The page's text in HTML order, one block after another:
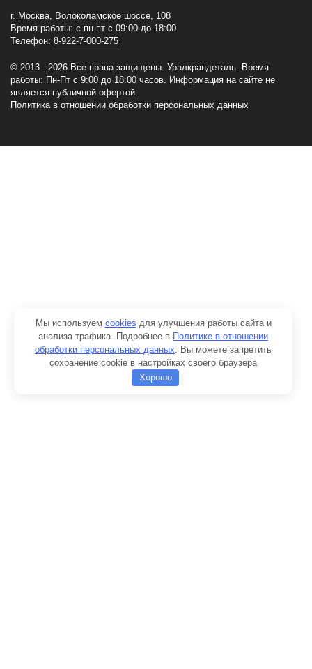
г. Москва, Волоколамское шоссе, 108
Время работы: с пн-пт с 09:00 до 18:00
Телефон: 8-922-7-000-275
© 2013 - 2026 Все права защищены. Уралкрандеталь. Время
работы: Пн-Пт c 9:00 до 18:00 часов. Информация на сайте не
является публичной офертой.
Политика в отношении обработки персональных данных
Мы используем cookies для улучшения работы сайта и
анализа трафика. Подробнее в Политике в отношении
обработки персональных данных . Вы можете запретить
сохранение cookie в настройках своего браузера
Хорошо